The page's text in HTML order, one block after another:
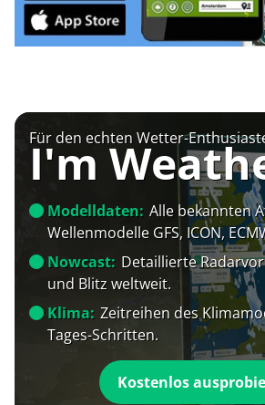
Für den echten Wetter-
I'm
Modelldaten: Alle bekannten
Wellenmodelle GFS, ICON,
Nowcast: Detaillierte
und Blitz weltweit.
Klima: Zeitreihen des
Tages-Schritten.
Kostenlos